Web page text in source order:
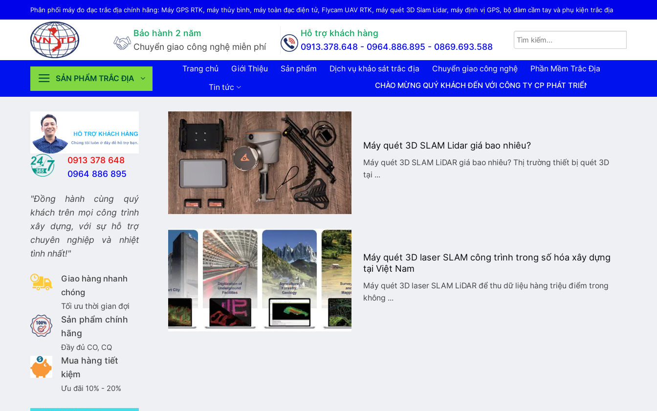
qua
Phân phối máy đo đạc trắc địa chính hãng: Máy GPS RTK, máy thủy bình, máy toàn đạc điện tử, Flycam UAV RTK, máy quét 3D Slam Lidar, máy định vị GPS, bộ đàm cầm tay và phụ kiện trắc địa
Bảo hành 2 năm
Chuyển giao công nghệ miễn phí
Hỗ trợ khách hàng
0913.378.648 - 0964.886.895 - 0869.693.588
SẢN PHẨM TRẮC ĐỊA
Trang chủ Giới Thiệu Sản phẩm Dịch vụ khảo sát trắc địa Chuyển giao công nghệ
Phần Mềm Trắc Địa
Tin tức
CHÀO MỪNG QUÝ KHÁCH ĐẾN VỚI CÔNG TY CP PHÁT TRIỂN CÔNG NGHỆ TRẮC ĐỊA
0913 378 648
0964 886 895
"Đồng hành cùng quý
khách trên mọi công trình
xây dựng, với sự hỗ trợ
chuyên nghiệp và nhiệt
tình nhất!"
Giao hàng nhanh
chóng
Tối ưu thời gian đợi
Sản phẩm chính
hãng
Đầy đủ CO, CQ
Mua hàng tiết
kiệm
Ưu đãi 10% - 20%
Máy quét 3D SLAM Lidar giá bao nhiêu?
Máy quét 3D SLAM LiDAR giá bao nhiêu? Thị trường thiết bị quét 3D
tại ...
Máy quét 3D laser SLAM công trình trong số hóa xây dựng
tại Việt Nam
Máy quét 3D laser SLAM LiDAR để thu dữ liệu hàng triệu điểm trong
không ...